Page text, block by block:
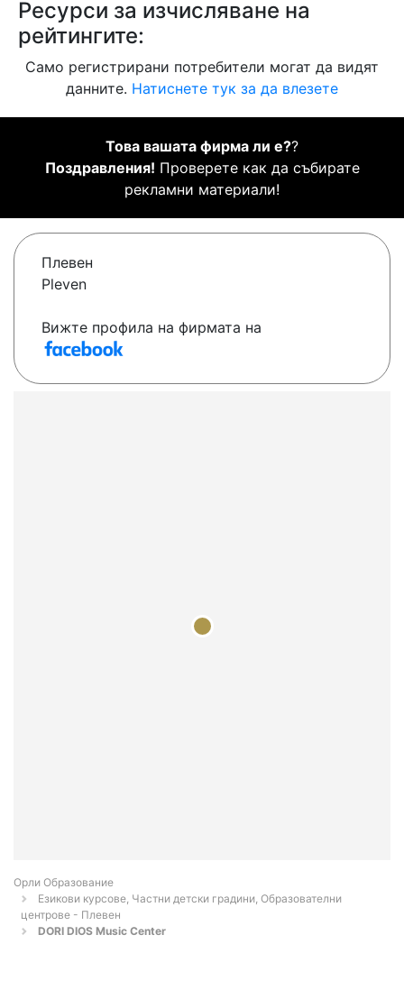
Ресурси за изчисляване на
рейтингите:
Само регистрирани потребители могат да видят
данните. Натиснете тук за да влезете
Това вашата фирма ли е??
Поздравления! Проверете как да събирате
рекламни материали!
Плевен
Pleven
Вижте профила на фирмата на
Орли Образование
Езикови курсове, Частни детски градини, Образователни
центрове - Плевен
DORI DIOS Music Center